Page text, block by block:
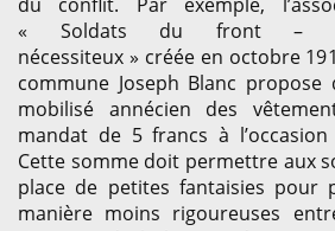
« Soldats du front –
nécessiteux » créée en octobre
commune Joseph Blanc propose
mobilisé annécien des
mandat de 5 francs à
Cette somme doit permettre aux
place de petites fantaisies pour
manière moins rigoureuses